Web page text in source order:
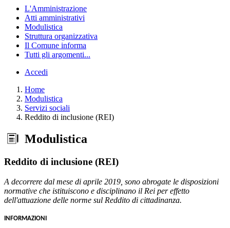
L'Amministrazione
Atti amministrativi
Modulistica
Struttura organizzativa
Il Comune informa
Tutti gli argomenti...
Accedi
Home
Modulistica
Servizi sociali
Reddito di inclusione (REI)
Modulistica
Reddito di inclusione (REI)
A decorrere dal mese di aprile 2019, sono abrogate le disposizioni
normative che istituiscono e disciplinano il Rei per effetto
dell'attuazione delle norme sul Reddito di cittadinanza.
INFORMAZIONI